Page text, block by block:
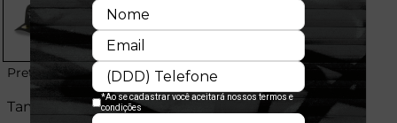
Preto
Tamanhos: